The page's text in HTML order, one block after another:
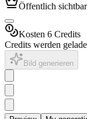
Öffentlich sichtbar
Kosten 6 Credits
Credits werden
Bild generieren